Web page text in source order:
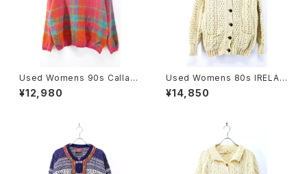
Used Womens 90s Callag
her Pink Check Mohair Mix
Wool Knit Size L 古着
¥12,980
Used Womens 80s IRELAN
D Ivory Wool Fisher man K
nit Cardigan Size M-L 相当
¥14,850